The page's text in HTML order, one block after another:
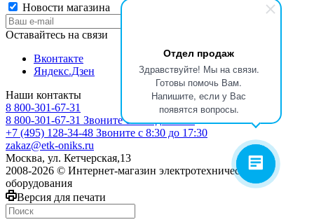
Отдел продаж
Здравствуйте! Мы на связи.
Готовы помочь Вам.
Напишите, если у Вас
появятся вопросы.
Новости магазина
Оставайтесь на связи
Вконтакте
Яндекс.Дзен
Наши контакты
8 800-301-67-31
8 800-301-67-31 Звоните с 9:00 до 17:00
+7 (495) 128-34-48 Звоните с 8:30 до 17:30
zakaz@etk-oniks.ru
Москва, ул. Кетчерская,13
2008-2026 © Интернет-магазин электротехнического
оборудования
Версия для печати